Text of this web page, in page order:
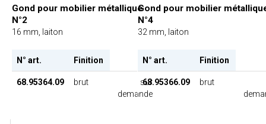
Gond pour mobilier métallique
N°2
16 mm, laiton
N° art. Finition
68.95364.09 brut
sur
demande
Gond pour mobilier
N°4
32 mm, laiton
N° art. Finition
68.95366.09
brut